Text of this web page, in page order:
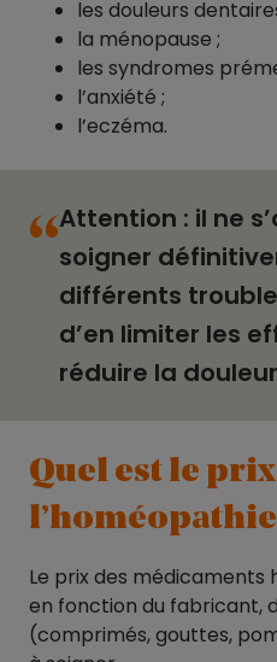
les douleurs
la ménopause ;
les syndromes
l’anxiété ;
l’eczéma.
“Attention : il ne
soigner
différents
d’en limiter les
réduire la
Quel est le
l’homéopathie
Le prix des médicaments
en fonction du fabricant,
(comprimés, gouttes,